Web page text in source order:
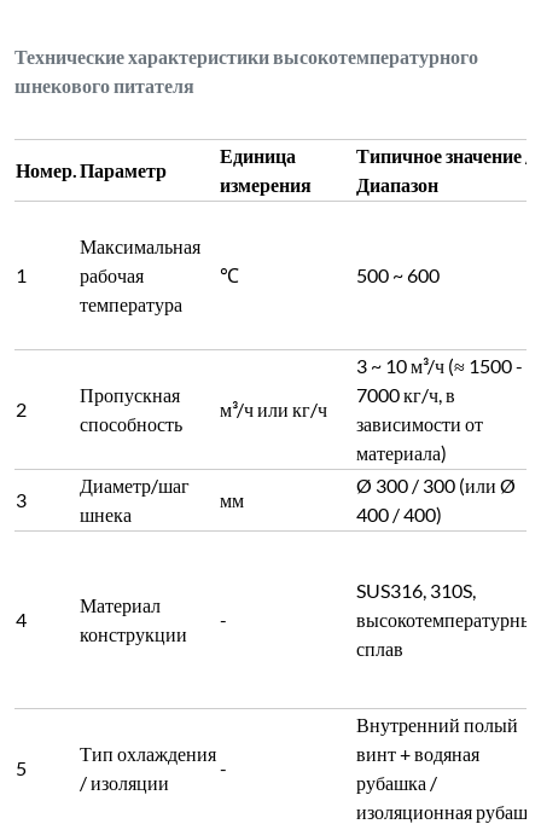
Технические характеристики высокотемпературного
шнекового питателя
Номер.Параметр
Единица
измерения
Типичное значение /
Диапазон
1
Максимальная
рабочая
температура
℃ 500 ~ 600
2
Пропускная
способность
м³/ч или кг/ч
3 ~ 10 м³/ч (≈ 1500 -
7000 кг/ч, в
зависимости от
материала)
3
Диаметр/шаг
шнека
мм
Ø 300 / 300 (или Ø
400 / 400)
4
Материал
конструкции
-
SUS316, 310S,
сплав
5
Тип охлаждения
/ изоляции
-
Внутренний полый
винт + водяная
рубашка /
изоляционная